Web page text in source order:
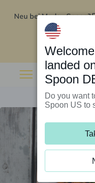
Neu bei Marley Spoon?
Rabatt auf
landed
Spoon
Do you want
Spoon US to